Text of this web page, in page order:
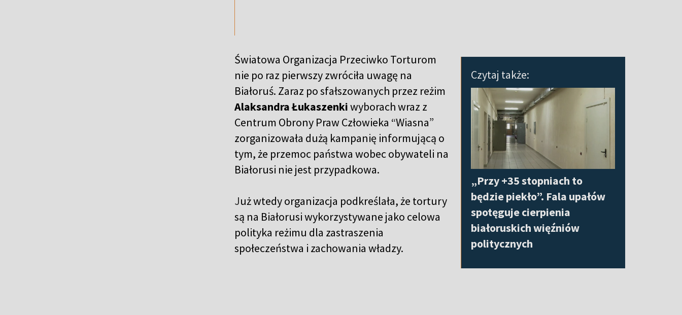
Czytaj także:
„Przy +35 stopniach to
będzie piekło”. Fala upałów
spotęguje cierpienia
białoruskich więźniów
politycznych
Światowa Organizacja Przeciwko Torturom
nie po raz pierwszy zwróciła uwagę na
Białoruś. Zaraz po sfałszowanych przez reżim
Alaksandra Łukaszenkiwyborach wraz z
Centrum Obrony Praw Człowieka “Wiasna”
zorganizowała dużą kampanię informującą o
tym, że przemoc państwa wobec obywateli na
Białorusi nie jest przypadkowa.
Już wtedy organizacja podkreślała, że tortury
są na Białorusi wykorzystywane jako celowa
polityka reżimu dla zastraszenia
społeczeństwa i zachowania władzy.